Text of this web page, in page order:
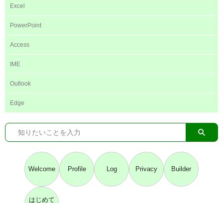
Excel
PowerPoint
Access
IME
Outlook
Edge
Welcome Profile Log Privacy Builder
はじめて